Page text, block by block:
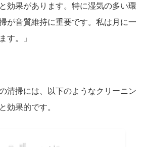
効果があります。特に湿気の多い環
が音質維持に重要です。私は月に一
す。」
清掃には、以下のようなクリーニン
効果的です。